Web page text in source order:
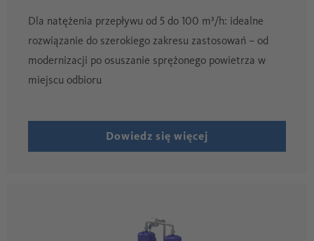
Dla natężenia przepływu od 5 do 100 m³/h: idealne
rozwiązanie do szerokiego zakresu zastosowań – od
modernizacji po osuszanie sprężonego powietrza w
miejscu odbioru
Dowiedz się więcej